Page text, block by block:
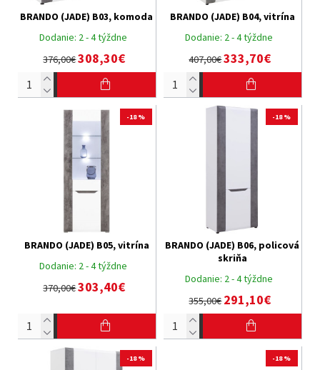
Dodanie: 2 - 4 týždne
BRANDO (JADE) B03, komoda
376,00€308,30€
Dodanie: 2 - 4 týždne
BRANDO (JADE) B04, vitrína
407,00€333,70€
-18 %
Dodanie: 2 - 4 týždne
BRANDO (JADE) B05, vitrína
370,00€303,40€
-18 %
Dodanie: 2 - 4 týždne
BRANDO (JADE) B06, policová
skriňa
355,00€291,10€
-18 % -18 %